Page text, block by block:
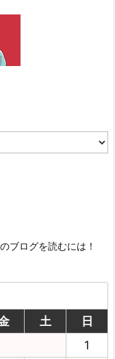
ブログを読むには！
土
日
1